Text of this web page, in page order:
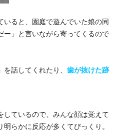
いると、園庭で遊んでいた娘の同
ー」と言いながら寄ってくるので
を話してくれたり、 歯が抜けた跡
しているので、みんな顔は覚えて
らかに反応が多くてびっくり。